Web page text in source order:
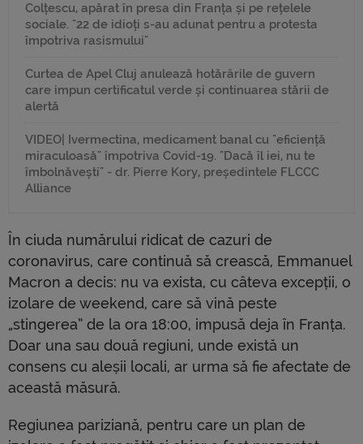
Colțescu, apărat în presa din Franța și pe rețelele
sociale. "22 de idioți s-au adunat pentru a protesta
împotriva rasismului"
Curtea de Apel Cluj anulează hotărârile de guvern
care impun certificatul verde și continuarea stării de
alertă
VIDEO| Ivermectina, medicament banal cu "eficiență
miraculoasă" împotriva Covid-19. "Dacă îl iei, nu te
îmbolnăvești" - dr. Pierre Kory, președintele FLCCC
Alliance
În ciuda numărului ridicat de cazuri de
coronavirus, care continuă să crească, Emmanuel
Macron a decis: nu va exista, cu câteva excepții, o
izolare de weekend, care să vină peste
„stingerea” de la ora 18:00, impusă deja în Franța.
Doar una sau două regiuni, unde există un
consens cu aleșii locali, ar urma să fie afectate de
această măsură.
Regiunea pariziană, pentru care un plan de